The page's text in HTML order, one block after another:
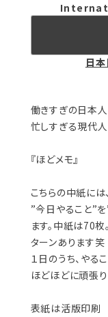
日
働きすぎの日本
忙しすぎる現代
『ほどメモ』
こちらの中紙には
”今日やること”
ます。中紙は70
ターン
１日のうち、やる
ほどほどに頑張り
表紙は活版印刷